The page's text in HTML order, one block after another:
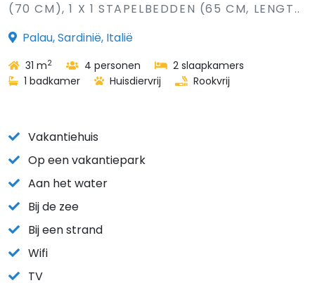
(70 CM), 1 X 1 STAPELBEDDEN (65 CM, LENGT..
Palau, Sardinië, Italië
31 m2 4 personen
2 slaapkamers
1 badkamer
Huisdiervrij Rookvrij
Vakantiehuis
Op een vakantiepark
Aan het water
Bij de zee
Bij een strand
Wifi
TV